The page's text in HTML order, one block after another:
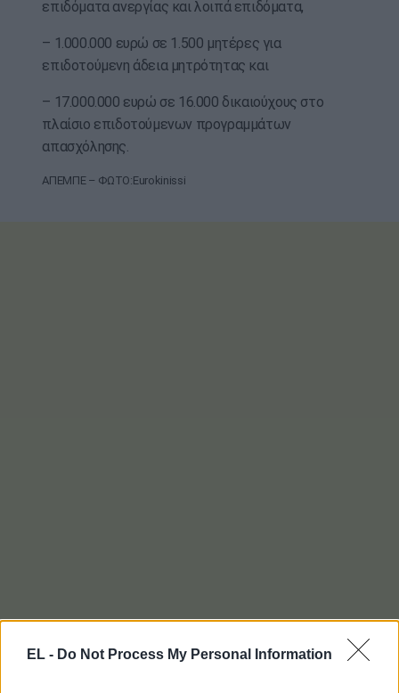
EL - Do Not Process My Personal Information
επιδόματα ανεργίας και λοιπά επιδόματα,
– 1.000.000 ευρώ σε 1.500 μητέρες για
επιδοτούμενη άδεια μητρότητας και
– 17.000.000 ευρώ σε 16.000 δικαιούχους στο
πλαίσιο επιδοτούμενων προγραμμάτων
απασχόλησης.
ΑΠΕΜΠΕ – ΦΩΤΟ:Eurokinissi